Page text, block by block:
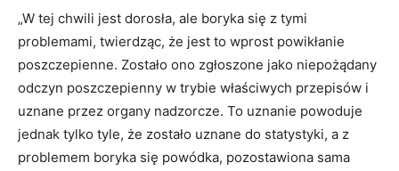
„W tej chwili jest dorosła, ale boryka się z tymi
problemami, twierdząc, że jest to wprost powikłanie
poszczepienne. Zostało ono zgłoszone jako niepożądany
odczyn poszczepienny w trybie właściwych przepisów i
uznane przez organy nadzorcze. To uznanie powoduje
jednak tylko tyle, że zostało uznane do statystyki, a z
problemem boryka się powódka, pozostawiona sama